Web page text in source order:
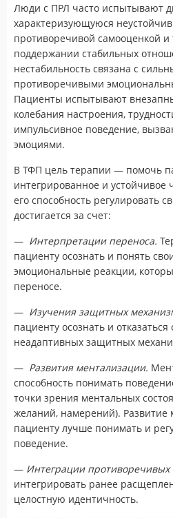
Люди с ПРЛ часто испытывают
характеризующуюся
противоречивой самооценкой и
поддержании стабильных
нестабильность связана с
противоречивыми
Пациенты испытывают
колебания настроения,
импульсивное поведение,
эмоциями.
В ТФП цель терапии — помочь
интегрированное и устойчивое
его способность регулировать
достигается за счет:
— Интерпретации переноса.
пациенту осознать и понять
эмоциональные реакции,
переносе.
— Изучения защитных
пациенту осознать и
неадаптивных защитных
— Развития ментализации.
способность понимать
точки зрения ментальных
желаний, намерений). Развитие
пациенту лучше понимать и
поведение.
— Интеграции противоречивых
интегрировать ранее
целостную идентичность.